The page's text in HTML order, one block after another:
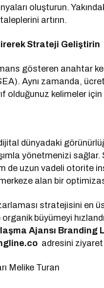
oluşturun.
artırın.
Strateji Geliştirin
gösteren anahtar
Aynı zamanda,
olduğunuz kelimeler
dünyadaki
yönetmenizi sağlar.
de uzun vadeli otorite
alan bir
stratejisini en
büyümeyi
Ajansı Branding
adresini
Melike Turan